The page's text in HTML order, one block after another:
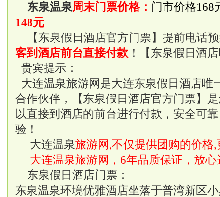
东泉温泉周末门票价格： 门市价格168
148元
【东泉假日酒店官方门票】提前电话
客到酒店前台直接付款 ！【东泉假日酒
贵宾提示：
大连温泉旅游网是大连东泉假日酒店唯
合作伙伴，【东泉假日酒店官方门票】
以直接到酒店的前台进行付款，安全可
验！
大连温泉旅游网,不仅提供团购的价格
大连温泉旅游网，6年品质保证，放心
东泉假日酒店门票：
东泉温泉环境优雅酒店坐落于普湾新区